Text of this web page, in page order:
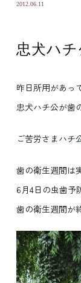
2012.06.11
忠犬ハ
昨日所用があっ
忠犬ハチ公が歯
ご苦労さまハチ
歯の衛生週間は
6月4日の虫歯予
歯の衛生週間が